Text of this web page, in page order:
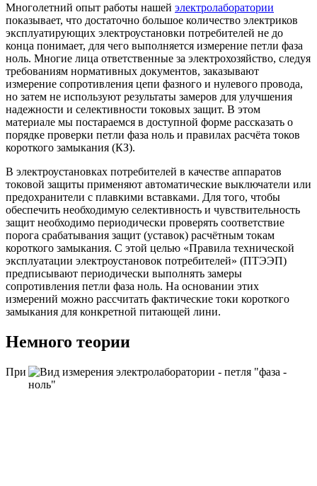
Многолетний опыт работы нашей электролаборатории
показывает, что достаточно большое количество электриков
эксплуатирующих электроустановки потребителей не до
конца понимает, для чего выполняется измерение петли фаза
ноль. Многие лица ответственные за электрохозяйство, следуя
требованиям нормативных документов, заказывают
измерение сопротивления цепи фазного и нулевого провода,
но затем не используют результаты замеров для улучшения
надежности и селективности токовых защит. В этом
материале мы постараемся в доступной форме рассказать о
порядке проверки петли фаза ноль и правилах расчёта токов
короткого замыкания (КЗ).
В электроустановках потребителей в качестве аппаратов
токовой защиты применяют автоматические выключатели или
предохранители с плавкими вставками. Для того, чтобы
обеспечить необходимую селективность и чувствительность
защит необходимо периодически проверять соответствие
порога срабатывания защит (уставок) расчётным токам
короткого замыкания. С этой целью «Правила технической
эксплуатации электроустановок потребителей» (ПТЭЭП)
предписывают периодически выполнять замеры
сопротивления петли фаза ноль. На основании этих
измерений можно рассчитать фактические токи короткого
замыкания для конкретной питающей лини.
Немного теории
При